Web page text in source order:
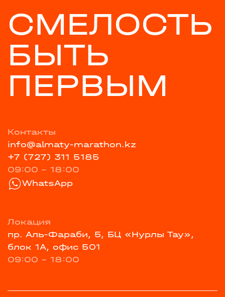
СМЕЛОСТЬ
БЫТЬ
ПЕРВЫМ
Контакты
info@almaty-marathon.kz
+7 (727) 311 5185
09:00 - 18:00
WhatsApp
Локация
пр. Аль-Фараби, 5, БЦ «Нурлы Тау»,
блок 1А, офис 501
09:00 - 18:00